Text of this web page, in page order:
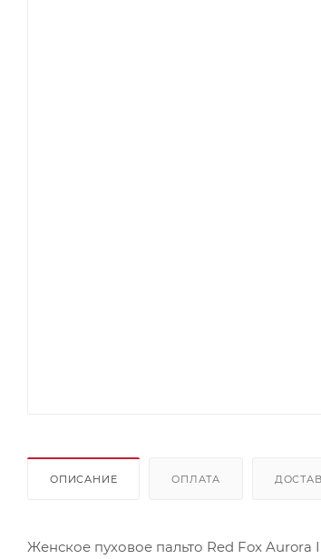
ОПИСАНИЕ ОПЛАТА
Женское пуховое пальто Red Fox